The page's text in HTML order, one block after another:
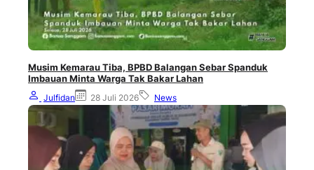
Musim Kemarau Tiba, BPBD Balangan Sebar Spanduk
Imbauan Minta Warga Tak Bakar Lahan
Julfidan 28 Juli 2026 News